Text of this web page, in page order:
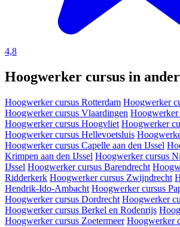
4,8
Hoogwerker cursus in
Hoogwerker cursus Rotterdam Hoogwerker
Hoogwerker cursus Vlaardingen Hoogwerker
Hoogwerker cursus Hoogvliet Hoogwerker
Hoogwerker cursus Hellevoetsluis
Hoogwerker cursus Capelle aan den IJssel
Krimpen aan den IJssel Hoogwerker cursus
IJssel Hoogwerker cursus Barendrecht
Ridderkerk Hoogwerker cursus Zwijndrecht
Hendrik-Ido-Ambacht Hoogwerker cursus
Hoogwerker cursus Dordrecht Hoogwerker
Hoogwerker cursus Berkel en Rodenrijs
Hoogwerker cursus Zoetermeer Hoogwerker